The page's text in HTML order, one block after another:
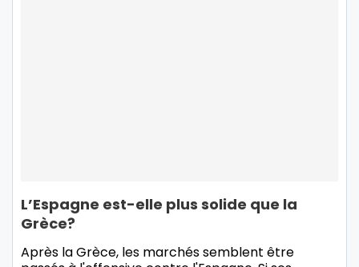
L’Espagne est-elle plus solide que la
Grèce?
Après la Grèce, les marchés semblent être